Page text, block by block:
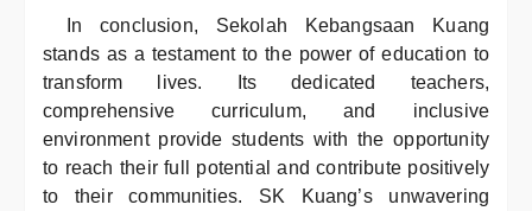
In conclusion, Sekolah Kebangsaan Kuang
stands as a testament to the power of education to
transform lives. Its dedicated teachers,
comprehensive curriculum, and inclusive
environment provide students with the opportunity
to reach their full potential and contribute positively
to their communities. SK Kuang’s unwavering